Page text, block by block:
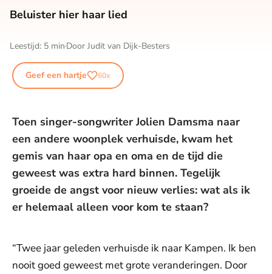
Beluister hier haar lied
Leestijd: 5 min Door Judit van Dijk-Besters
Geef een hartje 60x
Toen singer-songwriter Jolien Damsma naar
een andere woonplek verhuisde, kwam het
gemis van haar opa en oma en de tijd die
geweest was extra hard binnen. Tegelijk
groeide de angst voor nieuw verlies: wat als ik
er helemaal alleen voor kom te staan?
“Twee jaar geleden verhuisde ik naar Kampen. Ik ben
nooit goed geweest met grote veranderingen. Door